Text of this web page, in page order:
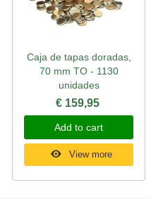
Caja de tapas doradas,
70 mm TO - 1130
unidades
€ 159,95
Add to cart
View more